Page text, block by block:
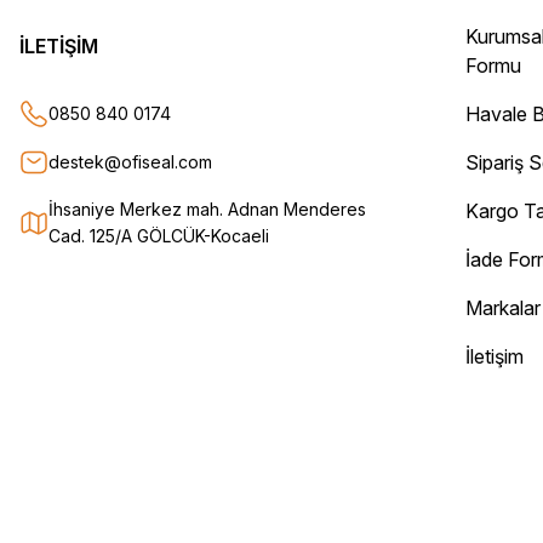
Teşekkür ederim.
Sorunsuz bir şekilde elimize ulaştı. Güvenle alışveriş yapabileceğiniz
Can Yurtseven | 06/12/2025
İLETİŞİM
0850 840 0174
destek@ofiseal.com
İhsaniye Merkez mah. Adnan Menderes
Cad. 125/A GÖLCÜK-Kocaeli
Formu
Havale
Sipariş
Kargo
İade
Markalar
İletişim